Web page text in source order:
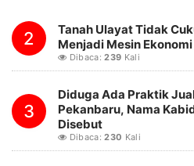
2
Tanah Ulayat Tidak
Menjadi Mesin
Dibaca:239 Kali
3
Diduga Ada Praktik
Pekanbaru, Nama
Disebut
Dibaca:230 Kali